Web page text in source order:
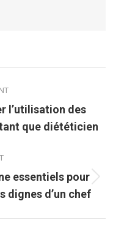
l’utilisation des
que diététicien
essentiels pour
dignes d’un chef